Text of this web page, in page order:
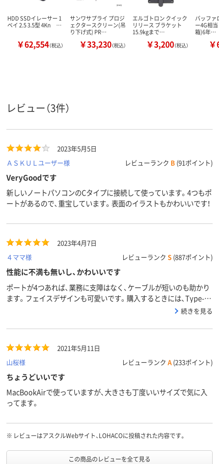
HDD SSDイレーサー 1
ベイ 2.5 3.5型 4Kn …
￥62,554（税込）
サンワサプライ プロジ
ェクタースクリーン(吊
り下げ式) PR…
￥33,230（税込）
エルゴトロン クイック
リリース ブラケット
15.9kgまで…
￥3,200（税込）
バッファ
ー4G相
箱)6年…
レビュー（3件）
2023年5月5日
ＡＳＫＵＬユーザー様
レビューランク B (91ポイント)
VeryGoodです
新しいノートパソコンのCタイプに接続して使っています。4つもポ
ートがあるので、重宝しています。表面のイラストもかわいいです！
2023年4月7日
４ママ様
レビューランク S (887ポイント)
性能に不満も無いし、かわいいです
ポートが4つあれば、業務に支障はなく、ケーブルが短いのも助かり
ます。フェイスデザインも可愛いです。購入するときには、Type-C
という点を見落としていましたが、自分のパソコンでは不都合はあ
続きを見る
2021年5月11日
山桜様
レビューランク A (233ポイント)
ちょうどいいです
MacBookAirで使っていますが、大きさも丁度いいサイズで気に入
ってます。
※ レビューはアスクルWebサイト、LOHACOに投稿された内容です。
この商品のレビューを全て見る